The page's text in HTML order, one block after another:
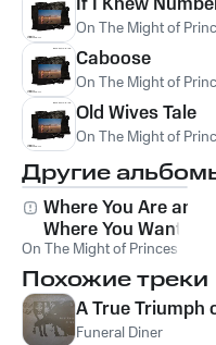
On The Might of
Caboose
On The Might of
Old Wives Tale
On The Might of
Другие
Where You Are and
Where You Want to
Be
On The Might of Princes
Похожие треки
A True Triumph
Funeral Diner